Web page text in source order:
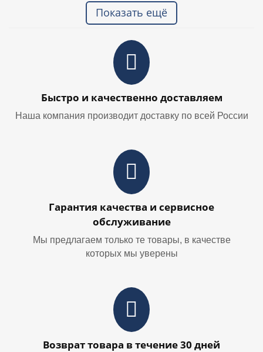
Показать ещё
Быстро и качественно доставляем
Наша компания производит доставку по всей России
Гарантия качества и сервисное
обслуживание
Мы предлагаем только те товары, в качестве
которых мы уверены
Возврат товара в течение 30 дней